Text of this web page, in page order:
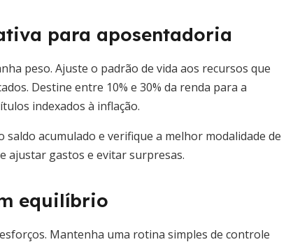
para aposentadoria
peso. Ajuste o padrão de vida aos recursos que
Destine entre 10% e 30% da renda para a
indexados à inflação.
acumulado e verifique a melhor modalidade de
ajustar gastos e evitar surpresas.
equilíbrio
Mantenha uma rotina simples de controle